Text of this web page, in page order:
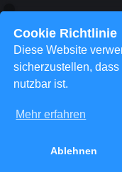
Cookie Richtlinie
Diese Website
sicherzustellen, dass
nutzbar ist.
Mehr erfahren
Ablehnen
Schlagwort-